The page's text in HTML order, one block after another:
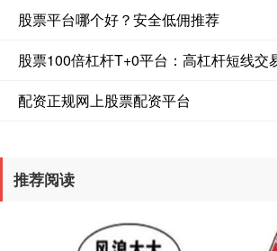
股票平台哪个好？安全低佣推荐
股票100倍杠杆T+0平台：高杠杆短线交
配资正规网上股票配资平台
推荐阅读